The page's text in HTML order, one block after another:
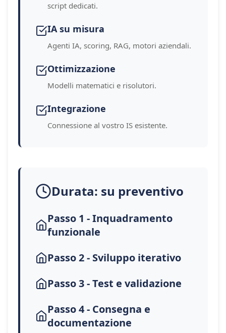
script dedicati.
IA su misura
Agenti IA, scoring, RAG, motori aziendali.
Ottimizzazione
Modelli matematici e risolutori.
Integrazione
Connessione al vostro IS esistente.
Durata: su preventivo
Passo 1 - Inquadramento
funzionale
Passo 2 - Sviluppo iterativo
Passo 3 - Test e validazione
Passo 4 - Consegna e
documentazione